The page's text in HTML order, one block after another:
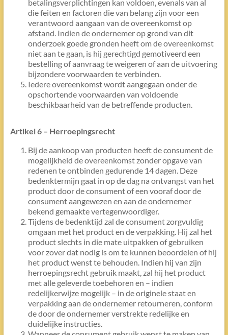
betalingsverplichtingen kan voldoen, evenals van al
die feiten en factoren die van belang zijn voor een
verantwoord aangaan van de overeenkomst op
afstand. Indien de ondernemer op grond van dit
onderzoek goede gronden heeft om de overeenkomst
niet aan te gaan, is hij gerechtigd gemotiveerd een
bestelling of aanvraag te weigeren of aan de uitvoering
bijzondere voorwaarden te verbinden.
Iedere overeenkomst wordt aangegaan onder de
opschortende voorwaarden van voldoende
beschikbaarheid van de betreffende producten.
Artikel 6 – Herroepingsrecht
Bij de aankoop van producten heeft de consument de
mogelijkheid de overeenkomst zonder opgave van
redenen te ontbinden gedurende 14 dagen. Deze
bedenktermijn gaat in op de dag na ontvangst van het
product door de consument of een vooraf door de
consument aangewezen en aan de ondernemer
bekend gemaakte vertegenwoordiger.
Tijdens de bedenktijd zal de consument zorgvuldig
omgaan met het product en de verpakking. Hij zal het
product slechts in die mate uitpakken of gebruiken
voor zover dat nodig is om te kunnen beoordelen of hij
het product wenst te behouden. Indien hij van zijn
herroepingsrecht gebruik maakt, zal hij het product
met alle geleverde toebehoren en – indien
redelijkerwijze mogelijk – in de originele staat en
verpakking aan de ondernemer retourneren, conform
de door de ondernemer verstrekte redelijke en
duidelijke instructies.